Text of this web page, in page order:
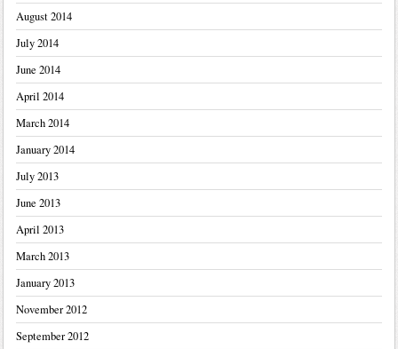
August 2014
July 2014
June 2014
April 2014
March 2014
January 2014
July 2013
June 2013
April 2013
March 2013
January 2013
November 2012
September 2012